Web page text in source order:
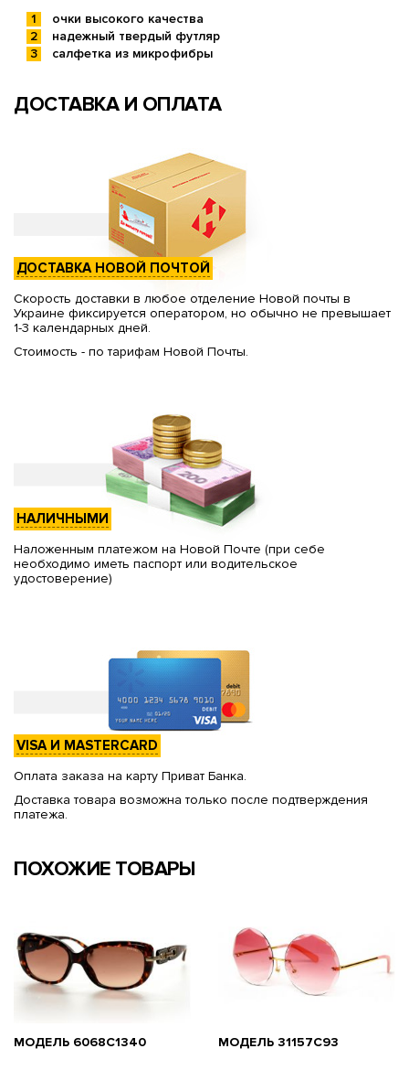
очки высокого качества
надежный твердый футляр
салфетка из микрофибры
ДОСТАВКА И ОПЛАТА
ДОСТАВКА НОВОЙ ПОЧТОЙ
Скорость доставки в любое отделение Новой почты в
Украине фиксируется оператором, но обычно не превышает
1-3 календарных дней.
Стоимость - по тарифам Новой Почты.
НАЛИЧНЫМИ
Наложенным платежом на Новой Почте (при себе
необходимо иметь паспорт или водительское
удостоверение)
VISA И MASTERCARD
Оплата заказа на карту Приват Банка.
Доставка товара возможна только после подтверждения
платежа.
ПОХОЖИЕ ТОВАРЫ
МОДЕЛЬ 6068C1340 МОДЕЛЬ 31157С93